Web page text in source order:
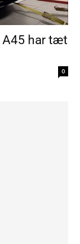
A45 har tæt
0